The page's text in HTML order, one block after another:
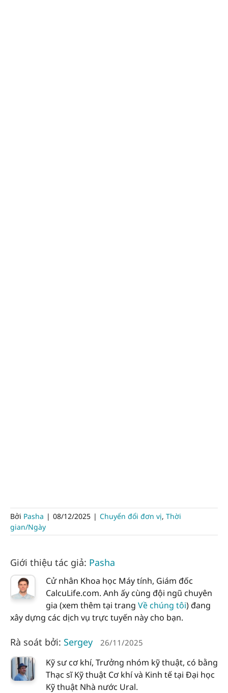
Bởi Pasha | 08/12/2025 | Chuyển đổi đơn vị, Thời
gian/Ngày
Giới thiệu tác giả: Pasha
Cử nhân Khoa học Máy tính, Giám đốc
CalcuLife.com. Anh ấy cùng đội ngũ chuyên
gia (xem thêm tại trang Về chúng tôi) đang
xây dựng các dịch vụ trực tuyến này cho bạn.
Rà soát bởi: Sergey 26/11/2025
Kỹ sư cơ khí, Trưởng nhóm kỹ thuật, có bằng
Thạc sĩ Kỹ thuật Cơ khí và Kinh tế tại Đại học
Kỹ thuật Nhà nước Ural.